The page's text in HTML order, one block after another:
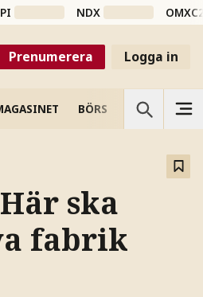
NDX
Prenumerera Logga in
BÖRS VETENSKAP
ska
fabrik